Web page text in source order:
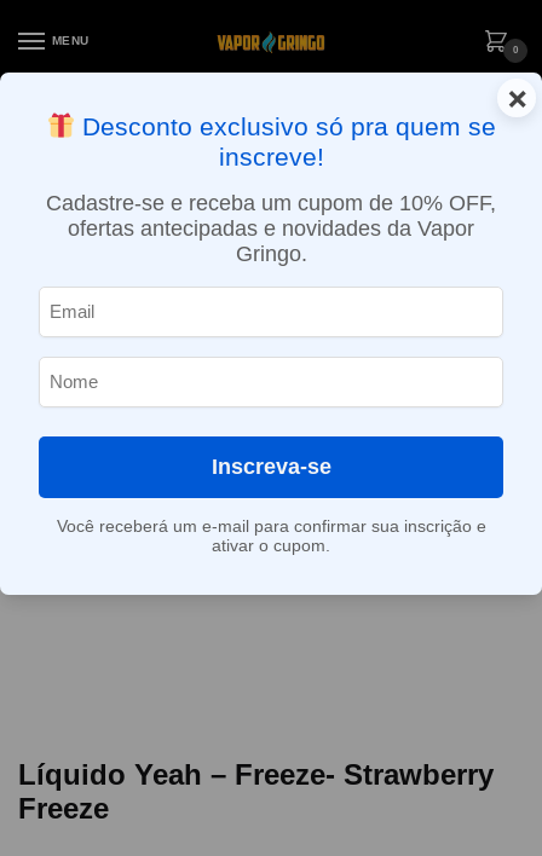
MENU
0
ENTREGA NO MESMO DIA EM SÃO PAULO (SEG A SEX): PEDIDOS
APROVADOS ATÉ 15:30 VIA MOTOBOY
Líquido Yeah – Freeze- Strawberry
Freeze
×
Desconto exclusivo só pra quem se
inscreve!
Cadastre-se e receba um cupom de 10% OFF,
ofertas antecipadas e novidades da Vapor
Gringo.
Inscreva-se
Você receberá um e-mail para confirmar sua inscrição e
ativar o cupom.